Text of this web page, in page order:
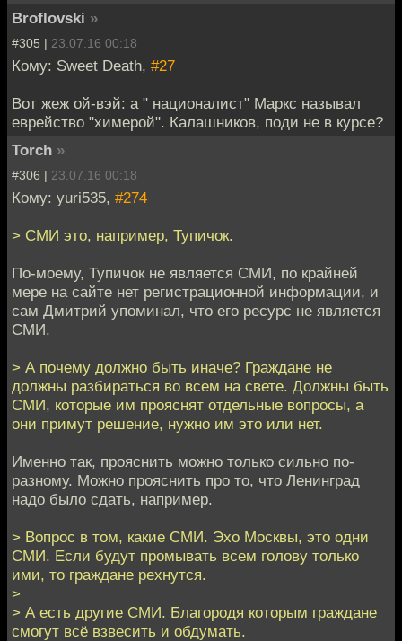
Broflovski »
#305 | 23.07.16 00:18
Кому: Sweet Death, #27
Вот жеж ой-вэй: а " националист" Маркс называл
еврейство "химерой". Калашников, поди не в курсе?
Torch »
#306 | 23.07.16 00:18
Кому: yuri535, #274
> СМИ это, например, Тупичок.
По-моему, Тупичок не является СМИ, по крайней
мере на сайте нет регистрационной информации, и
сам Дмитрий упоминал, что его ресурс не является
СМИ.
> А почему должно быть иначе? Граждане не
должны разбираться во всем на свете. Должны быть
СМИ, которые им прояснят отдельные вопросы, а
они примут решение, нужно им это или нет.
Именно так, прояснить можно только сильно по-
разному. Можно прояснить про то, что Ленинград
надо было сдать, например.
> Вопрос в том, какие СМИ. Эхо Москвы, это одни
СМИ. Если будут промывать всем голову только
ими, то граждане рехнутся.
>
> А есть другие СМИ. Благородя которым граждане
смогут всё взвесить и обдумать.